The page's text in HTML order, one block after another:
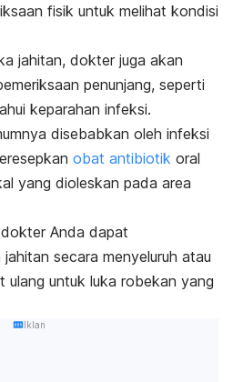
fisik untuk melihat kondisi
jahitan, dokter juga akan
penunjang, seperti
keparahan infeksi.
disebabkan oleh infeksi
obat antibiotik oral
yang dioleskan pada area
Anda dapat
secara menyeluruh atau
ulang untuk luka robekan yang
Iklan